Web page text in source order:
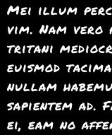
Mei illum
vim. Nam
tritani
euismod
nullam
sapientem ad.
ei, eam no